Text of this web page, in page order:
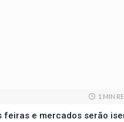
1 MIN
feiras e mercados serão